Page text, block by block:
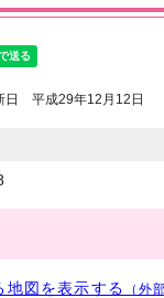
日 平成29年12月12日
地図を表示する （外